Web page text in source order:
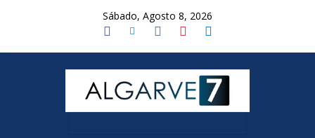
Sábado, Agosto 8, 2026